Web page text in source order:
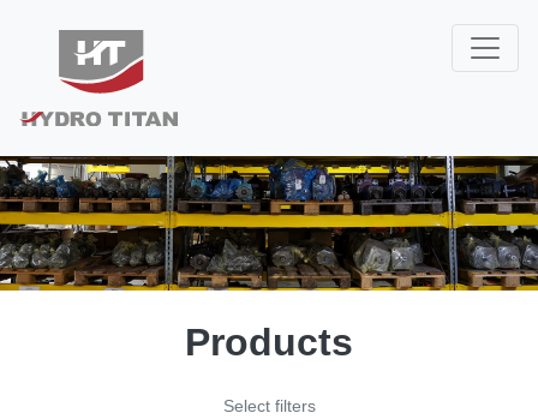
Products
Select filters